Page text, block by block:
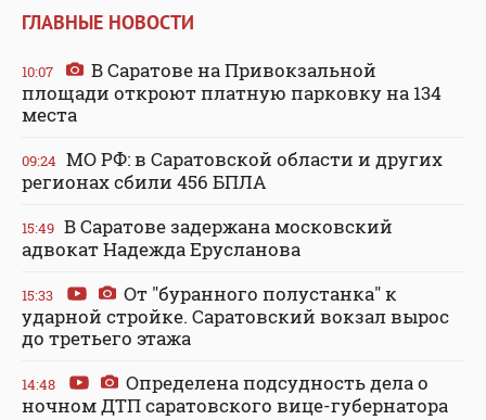
ГЛАВНЫЕ НОВОСТИ
10:07
В Саратове на Привокзальной
площади откроют платную парковку на 134
места
09:24 МО РФ: в Саратовской области и других
регионах сбили 456 БПЛА
15:49 В Саратове задержана московский
адвокат Надежда Ерусланова
15:33
От "буранного полустанка" к
ударной стройке. Саратовский вокзал вырос
до третьего этажа
14:48
Определена подсудность дела о
ночном ДТП саратовского вице-губернатора